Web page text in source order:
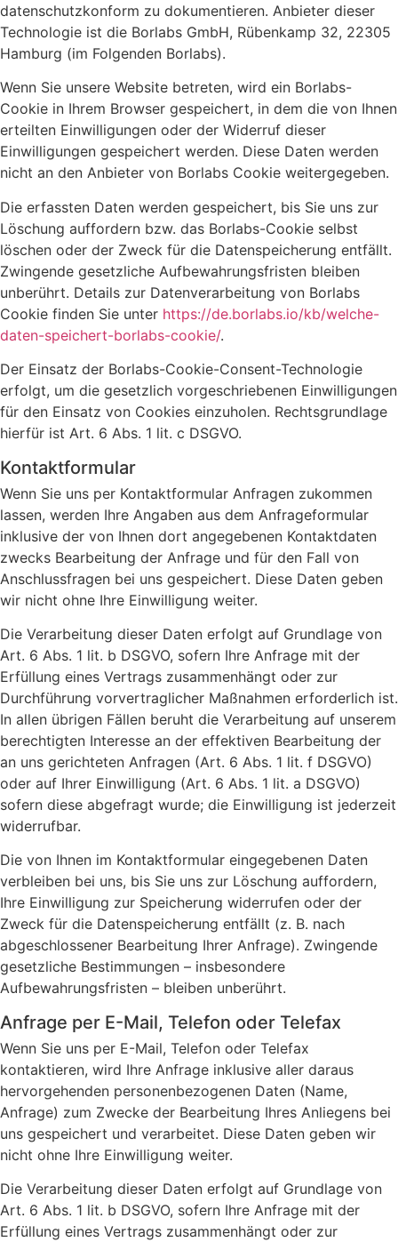
datenschutzkonform zu dokumentieren. Anbieter dieser
Technologie ist die Borlabs GmbH, Rübenkamp 32, 22305
Hamburg (im Folgenden Borlabs).
Wenn Sie unsere Website betreten, wird ein Borlabs-
Cookie in Ihrem Browser gespeichert, in dem die von Ihnen
erteilten Einwilligungen oder der Widerruf dieser
Einwilligungen gespeichert werden. Diese Daten werden
nicht an den Anbieter von Borlabs Cookie weitergegeben.
Die erfassten Daten werden gespeichert, bis Sie uns zur
Löschung auffordern bzw. das Borlabs-Cookie selbst
löschen oder der Zweck für die Datenspeicherung entfällt.
Zwingende gesetzliche Aufbewahrungsfristen bleiben
unberührt. Details zur Datenverarbeitung von Borlabs
Cookie finden Sie unter https://de.borlabs.io/kb/welche-
daten-speichert-borlabs-cookie/.
Der Einsatz der Borlabs-Cookie-Consent-Technologie
erfolgt, um die gesetzlich vorgeschriebenen Einwilligungen
für den Einsatz von Cookies einzuholen. Rechtsgrundlage
hierfür ist Art. 6 Abs. 1 lit. c DSGVO.
Kontaktformular
Wenn Sie uns per Kontaktformular Anfragen zukommen
lassen, werden Ihre Angaben aus dem Anfrageformular
inklusive der von Ihnen dort angegebenen Kontaktdaten
zwecks Bearbeitung der Anfrage und für den Fall von
Anschlussfragen bei uns gespeichert. Diese Daten geben
wir nicht ohne Ihre Einwilligung weiter.
Die Verarbeitung dieser Daten erfolgt auf Grundlage von
Art. 6 Abs. 1 lit. b DSGVO, sofern Ihre Anfrage mit der
Erfüllung eines Vertrags zusammenhängt oder zur
Durchführung vorvertraglicher Maßnahmen erforderlich ist.
In allen übrigen Fällen beruht die Verarbeitung auf unserem
berechtigten Interesse an der effektiven Bearbeitung der
an uns gerichteten Anfragen (Art. 6 Abs. 1 lit. f DSGVO)
oder auf Ihrer Einwilligung (Art. 6 Abs. 1 lit. a DSGVO)
sofern diese abgefragt wurde; die Einwilligung ist jederzeit
widerrufbar.
Die von Ihnen im Kontaktformular eingegebenen Daten
verbleiben bei uns, bis Sie uns zur Löschung auffordern,
Ihre Einwilligung zur Speicherung widerrufen oder der
Zweck für die Datenspeicherung entfällt (z. B. nach
abgeschlossener Bearbeitung Ihrer Anfrage). Zwingende
gesetzliche Bestimmungen – insbesondere
Aufbewahrungsfristen – bleiben unberührt.
Anfrage per E-Mail, Telefon oder Telefax
Wenn Sie uns per E-Mail, Telefon oder Telefax
kontaktieren, wird Ihre Anfrage inklusive aller daraus
hervorgehenden personenbezogenen Daten (Name,
Anfrage) zum Zwecke der Bearbeitung Ihres Anliegens bei
uns gespeichert und verarbeitet. Diese Daten geben wir
nicht ohne Ihre Einwilligung weiter.
Die Verarbeitung dieser Daten erfolgt auf Grundlage von
Art. 6 Abs. 1 lit. b DSGVO, sofern Ihre Anfrage mit der
Erfüllung eines Vertrags zusammenhängt oder zur